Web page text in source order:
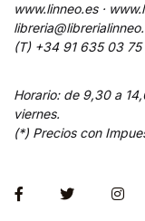
www.linneo.es ·
(T) +34 91 635 03 75
Horario: de 9,30 a
viernes.
(*) Precios con